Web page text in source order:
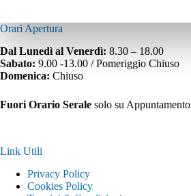
Orari Apertura
Dal Lunedì al Venerdì: 8.30 – 18.00
Sabato: 9.00 -13.00 / Pomeriggio Chiuso
Domenica: Chiuso
Fuori Orario Serale solo su Appuntamento
Link Utili
Privacy Policy
Cookies Policy